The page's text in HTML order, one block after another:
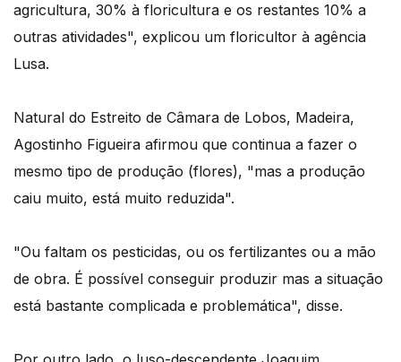
agricultura, 30% à floricultura e os restantes 10% a
outras atividades", explicou um floricultor à agência
Lusa.
Natural do Estreito de Câmara de Lobos, Madeira,
Agostinho Figueira afirmou que continua a fazer o
mesmo tipo de produção (flores), "mas a produção
caiu muito, está muito reduzida".
"Ou faltam os pesticidas, ou os fertilizantes ou a mão
de obra. É possível conseguir produzir mas a situação
está bastante complicada e problemática", disse.